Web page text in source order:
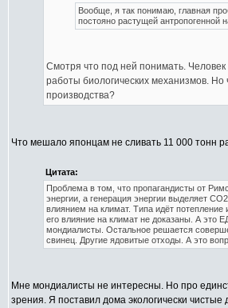
Вообще, я так понимаю, главная
постояно растущей антропогенной
Смотря что под ней понимать.
работы биологических механизмов.
производства?
Что мешало японцам не сливать 11 000 тонн
Цитата:
Проблема в том, что пропагандисты от
энергии, а генерация энергии выделяет
влиянием на климат. Типа идёт
его влияние на климат не доказаны. А это
мондиалисты. Остальное решается
свинец. Другие ядовитые отходы. А это
Мне мондиалисты не интересны. Но про
зрения. Я поставил дома экологически